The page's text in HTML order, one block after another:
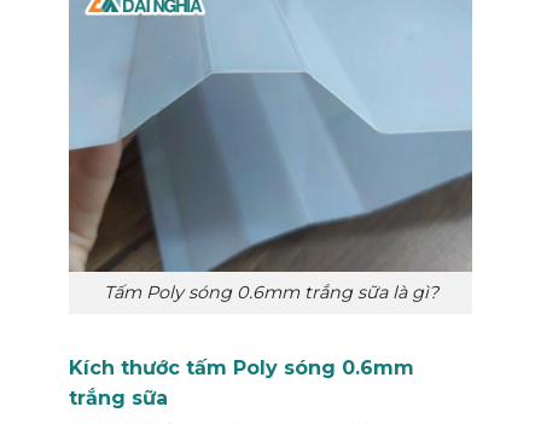
Tấm Poly sóng 0.6mm trắng sữa là gì?
Kích thước tấm Poly sóng 0.6mm
trắng sữa